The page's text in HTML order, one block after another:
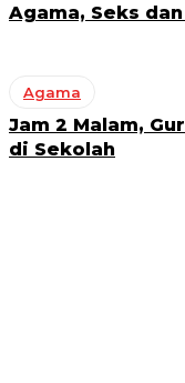
Agama, Seks
Agama
Jam 2 Malam,
di Sekolah